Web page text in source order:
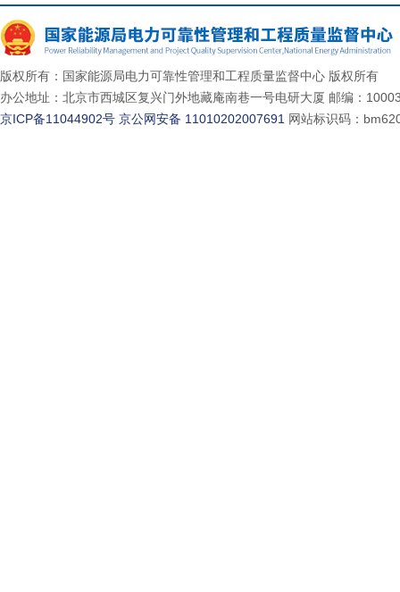
版权所有：国家能源局电力可靠性管理和工程质量监督中心 版权所有
办公地址：北京市西城区复兴门外地藏庵南巷一号电研大厦 邮编：
京ICP备11044902号 京公网安备 11010202007691 网站标识码：